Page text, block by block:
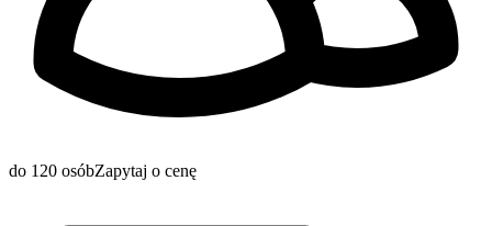
do 120 osóbZapytaj o cenę